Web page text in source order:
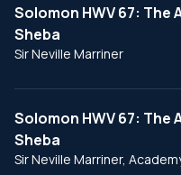
Solomon HWV 67: The
Sheba
Sir Neville Marriner
Solomon HWV 67: The
Sheba
Sir Neville Marriner,